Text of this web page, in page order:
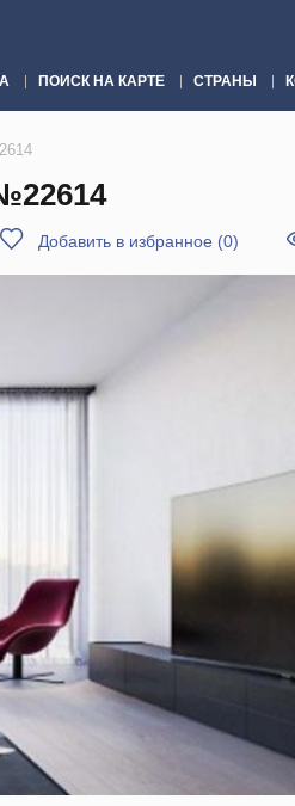
ПОИСК НА КАРТЕ СТРАНЫ
Добавить в избранное (0)